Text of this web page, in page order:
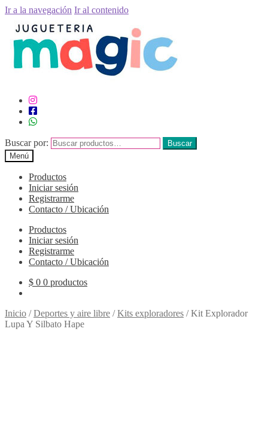
Ir a la navegación Ir al contenido
Buscar por:
Buscar
Menú
Productos
Iniciar sesión
Registrarme
Contacto / Ubicación
Productos
Iniciar sesión
Registrarme
Contacto / Ubicación
$ 0 0 productos
Inicio /Deportes y aire libre /Kits exploradores /Kit Explorador
Lupa Y Silbato Hape